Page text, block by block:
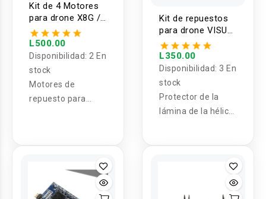
Kit de 4 Motores
para drone X8G /
X8C / X8W / X8HG
L500.00
Disponibilidad: 2 En
stock
Motores de
repuesto para
Kit de repuestos
para drone VISUO
XS809HW XS809W
L350.00
Disponibilidad: 3 En
stock
Protector de la
lámina de la hélice
XS809HW XS809W